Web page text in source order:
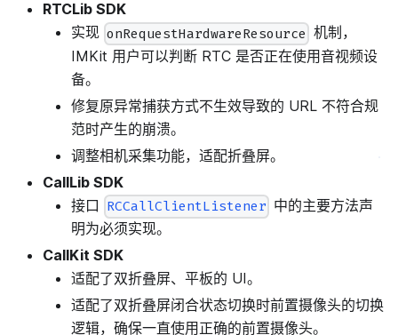
RTCLib SDK
实现 onRequestHardwareResource 机制，
IMKit 用户可以判断 RTC 是否正在使用音视频设
备。
修复原异常捕获方式不生效导致的 URL 不符合规
范时产生的崩溃。
调整相机采集功能，适配折叠屏。
CallLib SDK
接口 RCCallClientListener 中的主要方法声
明为必须实现。
CallKit SDK
适配了双折叠屏、平板的 UI。
适配了双折叠屏闭合状态切换时前置摄像头的切换
逻辑，确保一直使用正确的前置摄像头。